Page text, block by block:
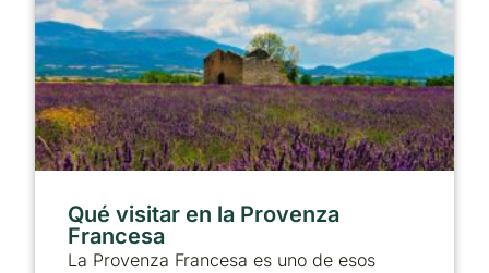
Qué visitar en la Provenza
Francesa
La Provenza Francesa es uno de esos